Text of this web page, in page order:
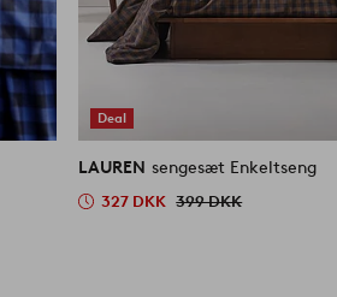
Deal
LAUREN sengesæt Enkeltseng
327 DKK 399 DKK